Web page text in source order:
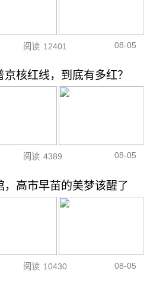
阅读 12401 08-05
核红线，到底有多红？
阅读 4389 08-05
高市早苗的美梦该醒了
阅读 10430 08-05